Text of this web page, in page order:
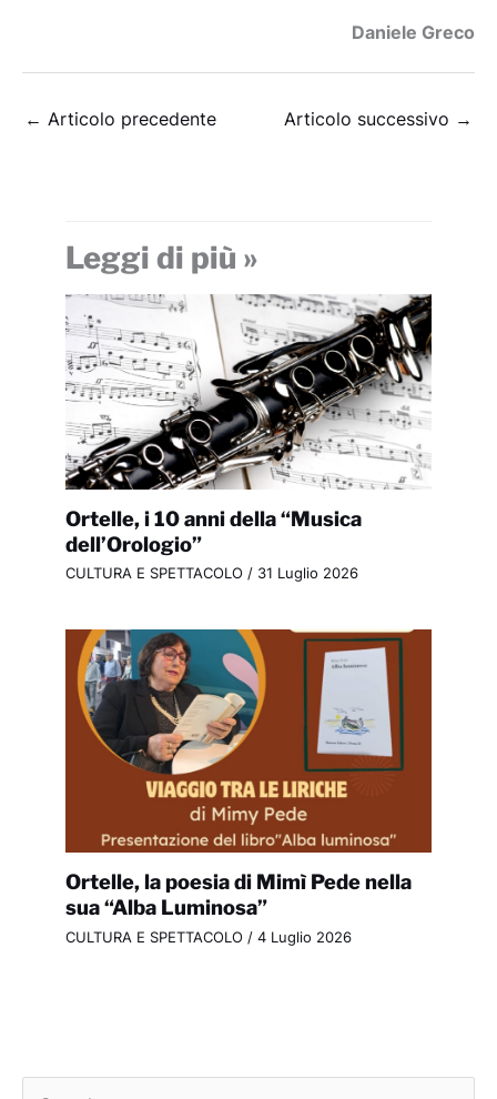
Daniele Greco
← Articolo precedente Articolo successivo →
Leggi di più »
Ortelle, i 10 anni della “Musica
dell’Orologio”
CULTURA E SPETTACOLO / 31 Luglio 2026
Ortelle, la poesia di Mimì Pede nella
sua “Alba Luminosa”
CULTURA E SPETTACOLO / 4 Luglio 2026